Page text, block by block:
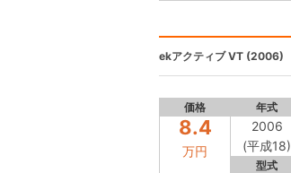
ekアクティブVT (2006)
価格 年式
8.4
万円
2006
(平成18)
型式